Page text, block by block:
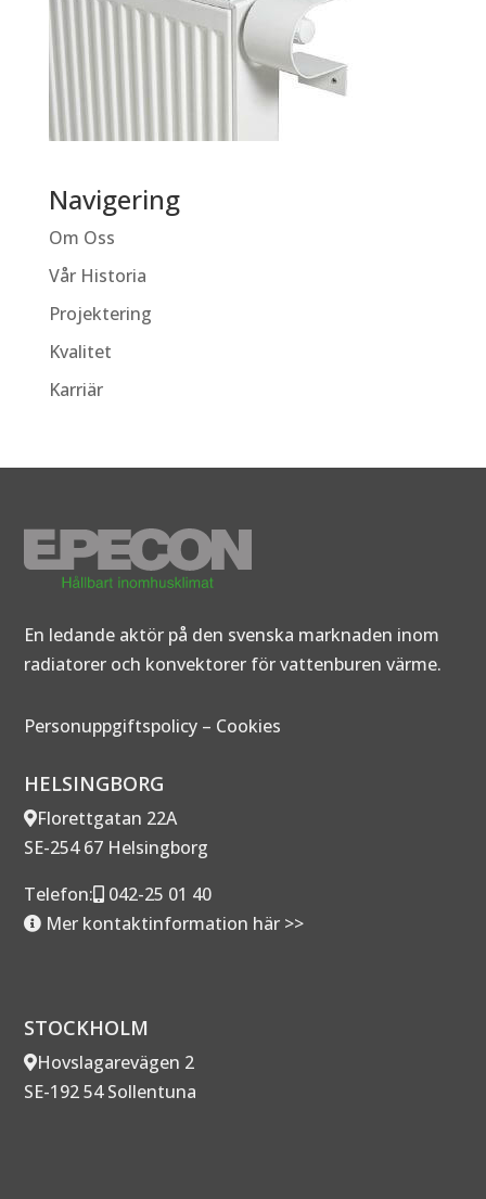
Navigering
Om Oss
Vår Historia
Projektering
Kvalitet
Karriär
En ledande aktör på den svenska marknaden inom
radiatorer och konvektorer för vattenburen värme.
Personuppgiftspolicy – Cookies
HELSINGBORG
Florettgatan 22A
SE-254 67 Helsingborg
Telefon:
042-25 01 40
Mer kontaktinformation här >>
STOCKHOLM
Hovslagarevägen 2
SE-192 54 Sollentuna